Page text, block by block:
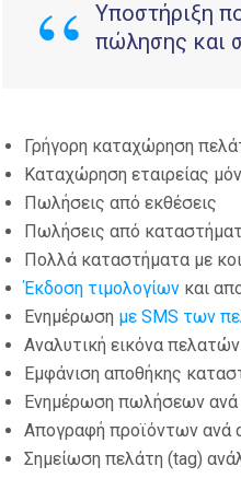
Υποστήριξη
πώλησης και
Γρήγορη καταχώρηση
Καταχώρηση εταιρείας
Πωλήσεις από εκθέσεις
Πωλήσεις από
Πολλά καταστήματα με
Έκδοση τιμολογίων και
Ενημέρωση με SMS των
Αναλυτική εικόνα
Εμφάνιση αποθήκης
Ενημέρωση πωλήσεων ανά
Απογραφή προϊόντων ανά
Σημείωση πελάτη (tag)